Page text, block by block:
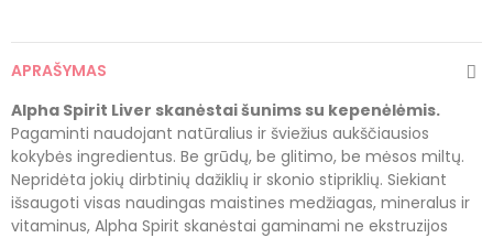
APRAŠYMAS
Alpha Spirit Liver skanėstai šunims su kepenėlėmis.
Pagaminti naudojant natūralius ir šviežius aukščiausios
kokybės ingredientus. Be grūdų, be glitimo, be mėsos miltų.
Nepridėta jokių dirbtinių dažiklių ir skonio stipriklių. Siekiant
išsaugoti visas naudingas maistines medžiagas, mineralus ir
vitaminus, Alpha Spirit skanėstai gaminami ne ekstruzijos